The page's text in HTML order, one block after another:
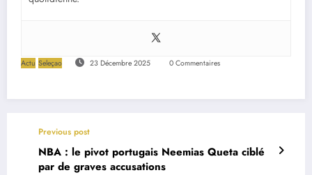
Actu Seleçao 23 Décembre 2025 0 Commentaires
Previous post
NBA : le pivot portugais Neemias Queta ciblé
par de graves accusations